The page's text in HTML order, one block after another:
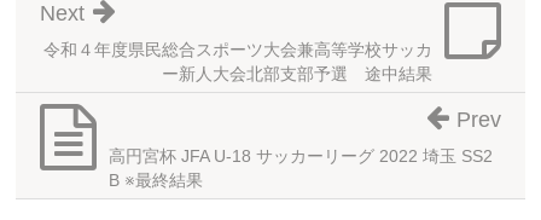
令和４年度県民総合スポーツ大会兼高等学校サッカ
ー新人大会北部支部予選 途中結果
Next
高円宮杯 JFA U-18 サッカーリーグ 2022 埼玉 SS2
B ※最終結果
Prev